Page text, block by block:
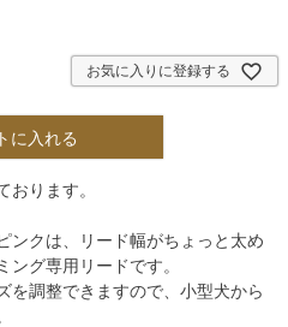
お気に入りに登録する
に入れる
ります。
クは、リード幅がちょっと太め
グ専用リードです。
を調整できますので、小型犬から